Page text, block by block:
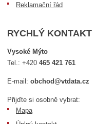
Reklamační řád
RYCHLÝ KONTAKT
Vysoké Mýto
Tel.:+420465 421 761
E-mail:obchod@vtdata.cz
Přijďte si osobně vybrat:
Mapa